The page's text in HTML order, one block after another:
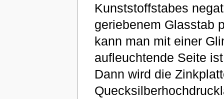
Kunststoffstabes
geriebenem Glasstab
kann man mit einer
aufleuchtende Seite
Dann wird die